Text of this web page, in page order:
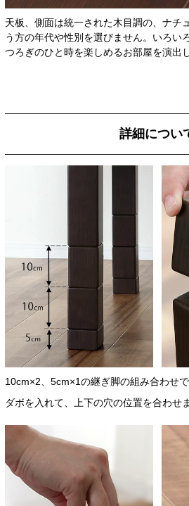
天板、側面は統一された木目調の、ナチ
う方の年代や性別を選びません。いろい
つろぎのひと時を楽しめるお部屋を演出
詳細につい
10cm×2、5cm×1の継ぎ脚の組み合わせ
ダボを入れて、上下の穴の位置を合わせま